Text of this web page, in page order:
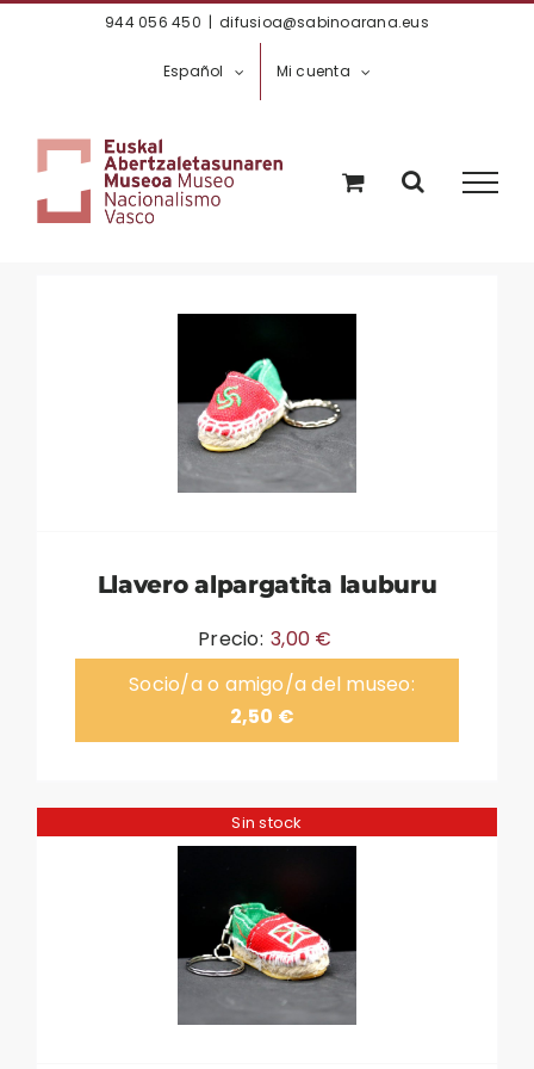
944 056 450 | difusioa@sabinoarana.eus
Español Mi cuenta
Llavero alpargatita lauburu
Precio: 3,00 €
Socio/a o amigo/a del museo:
2,50 €
Sin stock